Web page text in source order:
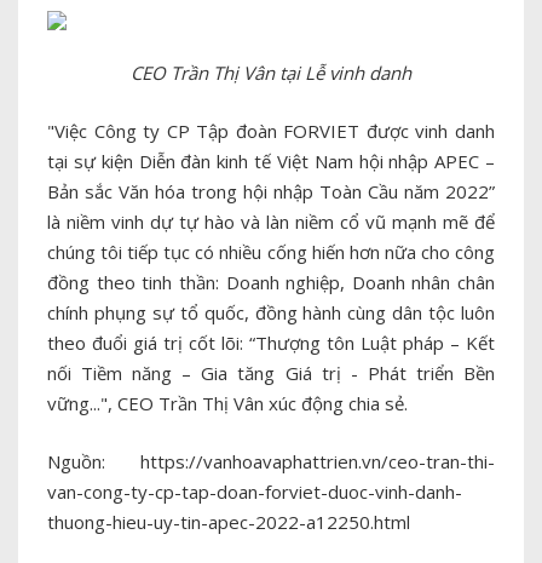
CEO Trần Thị Vân tại Lễ vinh danh
"Việc Công ty CP Tập đoàn FORVIET được vinh danh
tại sự kiện Diễn đàn kinh tế Việt Nam hội nhập APEC –
Bản sắc Văn hóa trong hội nhập Toàn Cầu năm 2022”
là niềm vinh dự tự hào và làn niềm cổ vũ mạnh mẽ để
chúng tôi tiếp tục có nhiều cống hiến hơn nữa cho công
đồng theo tinh thần: Doanh nghiệp, Doanh nhân chân
chính phụng sự tổ quốc, đồng hành cùng dân tộc luôn
theo đuổi giá trị cốt lõi: “Thượng tôn Luật pháp – Kết
nối Tiềm năng – Gia tăng Giá trị - Phát triển Bền
vững...", CEO Trần Thị Vân xúc động chia sẻ.
Nguồn: https://vanhoavaphattrien.vn/ceo-tran-thi-
van-cong-ty-cp-tap-doan-forviet-duoc-vinh-danh-
thuong-hieu-uy-tin-apec-2022-a12250.html